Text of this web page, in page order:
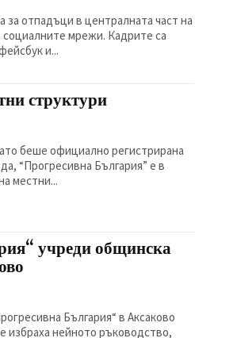
отпадъци в централната част на
мрежи. Кадрите са
и...
структури
беше официално регистрирана
“Прогресивна България” е в
местни...
учреди общинска
България“ в Аксаково
избраха нейното ръководство,